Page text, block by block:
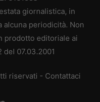
giornalistica, in
alcuna periodicità. Non
prodotto editoriale ai
del 07.03.2001
riservati - Contattaci